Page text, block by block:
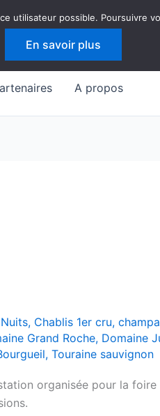
A propos
, Chablis 1er cru,
Grand Roche, Domaine
, Touraine sauvignon
organisée pour la
utilisateur possible. Poursuivre
En savoir plus